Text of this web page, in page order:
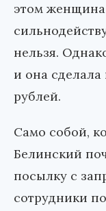
этом женщина
нельзя.
и она сделала
рублей.
Само собой,
Белинский
посылку с
сотрудники